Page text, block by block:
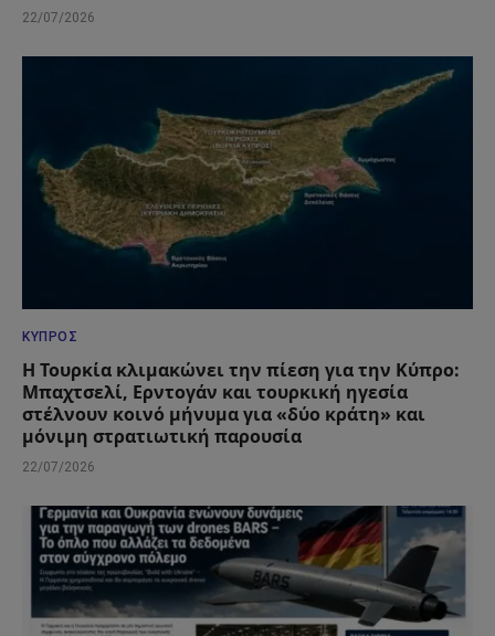
22/07/2026
ΚΎΠΡΟΣ
Η Τουρκία κλιμακώνει την πίεση για την Κύπρο:
Μπαχτσελί, Ερντογάν και τουρκική ηγεσία
στέλνουν κοινό μήνυμα για «δύο κράτη» και
μόνιμη στρατιωτική παρουσία
22/07/2026